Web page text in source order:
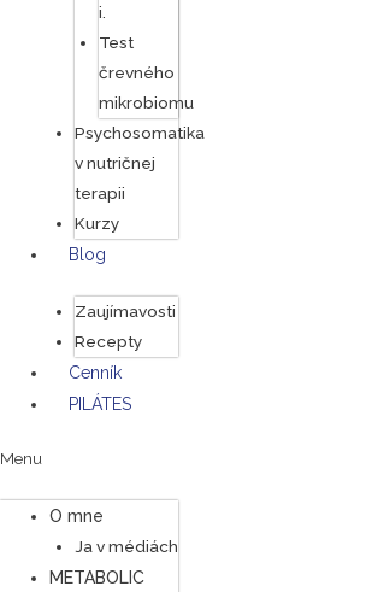
i.
Test
črevného
mikrobiomu
Psychosomatika
v nutričnej
terapii
Kurzy
Blog
Zaujímavosti
Recepty
Cenník
PILÁTES
Menu
O mne
Ja v médiách
METABOLIC